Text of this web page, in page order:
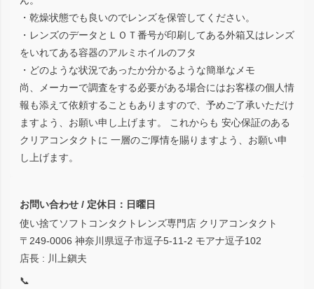
・乾燥状態でも良いのでレンズを保管してください。
・レンズのデータとＬＯＴ番号が印刷してある外箱又はレンズ
をいれてある容器のアルミホイルのフタ
・どのような状況であったか分かるような簡単なメモ
尚、メーカーで調査をする必要がある場合にはお客様の個人情
報も添えて依頼することもありますので、予めご了承いただけ
ますよう、お願い申し上げます。 これからも 安心保証のある
クリアコンタクトに 一層のご厚情を賜りますよう、お願い申
し上げます。
お問い合わせ / 定休日：日曜日
使い捨てソフトコンタクトレンズ専門店 クリアコンタクト
〒249-0006 神奈川県逗子市逗子5-11-2 モアナ逗子102
店長 : 川上鎭夫
📞